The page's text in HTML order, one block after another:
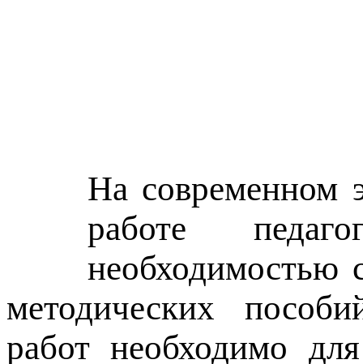
На современном
работе
необходимостью
методических
работ необходимо